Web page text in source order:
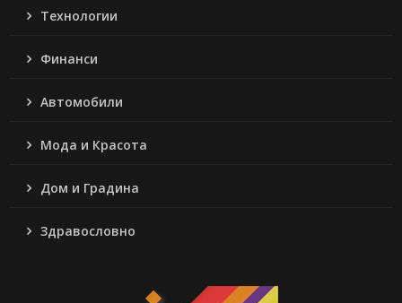
Технологии
Финанси
Автомобили
Мода и Красота
Дом и Градина
Здравословно